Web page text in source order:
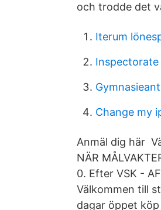
och trodde det
Iterum
Inspectorate
Change my
Anmäl dig här
NÄR
0. Efter VSK -
Välkommen till
dagar öppet